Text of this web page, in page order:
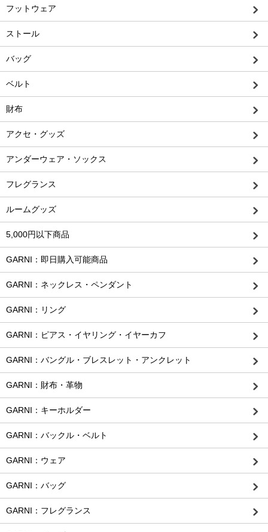
フットウェア
ストール
バッグ
ベルト
財布
アクセ・グッズ
アンダーウェア・ソックス
フレグランス
ルームグッズ
5,000円以下商品
GARNI：即日購入可能商品
GARNI：ネックレス・ペンダント
GARNI：リング
GARNI：ピアス・イヤリング・イヤーカフ
GARNI：バングル・ブレスレット・アンクレット
GARNI：財布・革物
GARNI：キーホルダー
GARNI：バックル・ベルト
GARNI：ウェア
GARNI：バッグ
GARNI：フレグランス